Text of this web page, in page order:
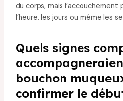
du corps, mais
l’heure, les jours ou même les
Quels signes
bouchon
confirmer le